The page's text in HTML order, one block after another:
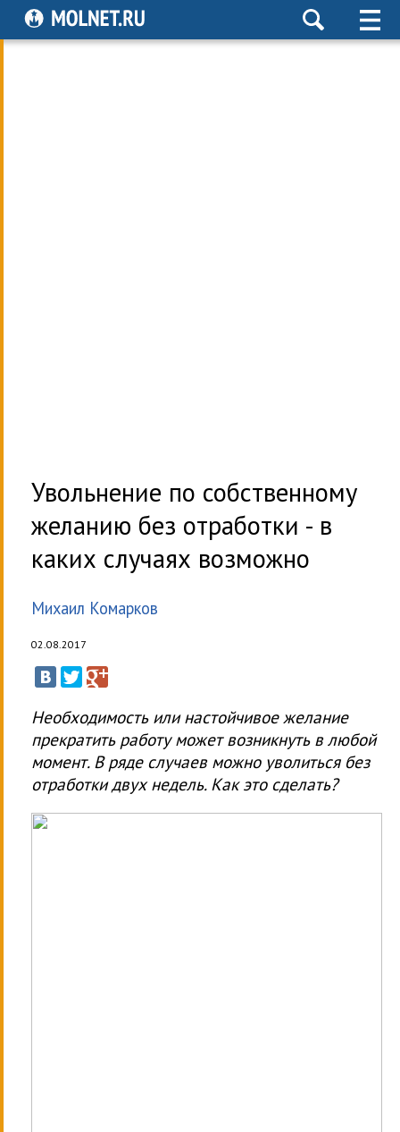
Увольнение по собственному
желанию без отработки - в
каких случаях возможно
Михаил Комарков
02.08.2017
Необходимость или настойчивое желание
прекратить работу может возникнуть в любой
момент. В ряде случаев можно уволиться без
отработки двух недель. Как это сделать?